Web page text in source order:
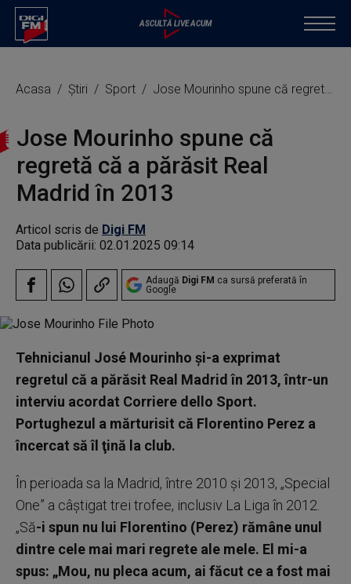
Acasa Știri Sport Jose Mourinho spune că regretă că a părăsit Real Madrid în 2013
Jose Mourinho spune că
regretă că a părăsit Real
Madrid în 2013
Articol scris de Digi FM
Data publicării: 02.01.2025 09:14
Adaugă Digi FM ca sursă preferată în
Google
Tehnicianul José Mourinho şi-a exprimat
regretul că a părăsit Real Madrid în 2013, într-un
interviu acordat Corriere dello Sport.
Portughezul a mărturisit că Florentino Perez a
încercat să îl ţină la club.
În perioada sa la Madrid, între 2010 şi 2013, „Special
One” a câştigat trei trofee, inclusiv La Liga în 2012.
„Să-i spun nu lui Florentino (Perez) rămâne unul
dintre cele mai mari regrete ale mele. El mi-a
spus: „Mou, nu pleca acum, ai făcut ce a fost mai